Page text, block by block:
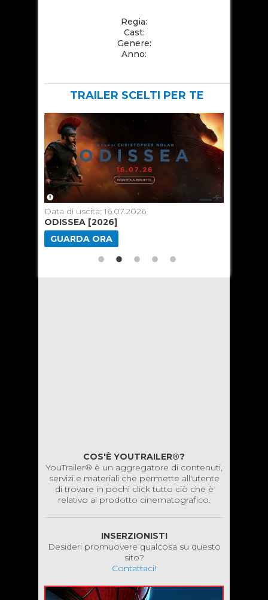
Regia:
Cast:
Genere:
Anno:
TRAILER SCELTI PER TE
Data di uscita: 16.07.2026
ODISSEA [2026]
GUARDA ORA
COS'È YOUTRAILER®?
YouTrailer® è un aggregatore di contenuti,
servizi e materiali che permette all'utente
di trovare in pochi click tutto ciò che è
relativo al prodotto cinematografico.
INSERZIONISTI
Desideri promuovere qualcosa su questo
sito?
Contattaci!